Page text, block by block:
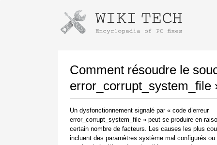
Comment résoudre le
error_corrupt_system_file
Un dysfonctionnement signalé par « code d’erreur
error_corrupt_system_file » peut se produire en
certain nombre de facteurs. Les causes les plus
incluent des paramètres système mal configurés ou
Instructions pour télécharger avec